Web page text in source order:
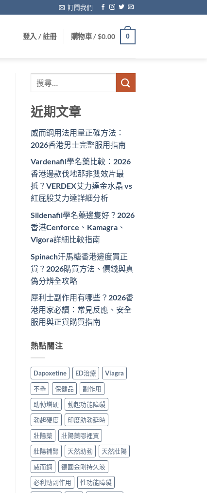
訂閱我們
登入 / 註冊 購物車 /$0.00 0
近期文章
威而鋼用法用量正確方法：
2026香港男士完整服用指南
Vardenafil學名藥比較：2026
香港邊款伐地那非雙效片最
抵？VERDEX艾力達金水晶 vs
紅屁股艾力達詳細分析
Sildenafil學名藥邊隻好？2026
香港Cenforce、Kamagra、
Vigora詳細比較指南
Spinach汗馬糖香港邊度買正
貨？2026購買方法、價錢與真
偽分辨全攻略
犀利士副作用有哪些？2026香
港用家必讀：常見反應、安全
服用與正貨購買指南
熱點關注
Dapoxetine ED治療
Viagra
不舉
保健品
副作用
助勃增硬
勃起功能障礙
勃起硬度
印度助勃延時
壯陽藥
壯陽藥哪裡買
壯陽補腎
天然助勃
天然壯陽
威而鋼
德國金剛持久液
必利勁副作用
性功能障礙